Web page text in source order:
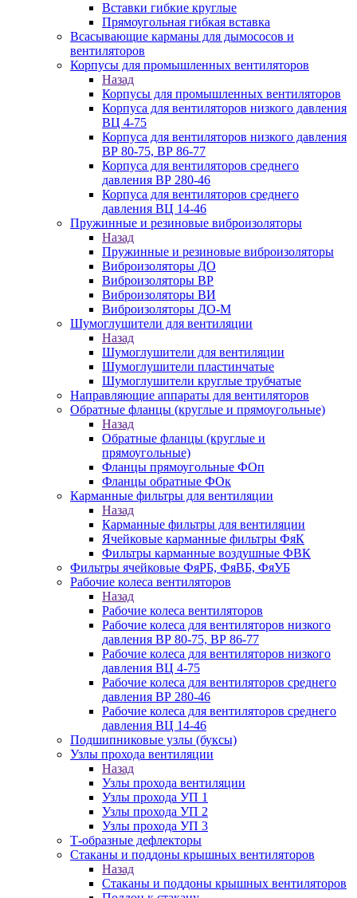
Вставки гибкие круглые
Прямоугольная гибкая вставка
Всасывающие карманы для дымососов и
вентиляторов
Корпусы для промышленных вентиляторов
Назад
Корпусы для промышленных вентиляторов
Корпуса для вентиляторов низкого давления
ВЦ 4-75
Корпуса для вентиляторов низкого давления
ВР 80-75, ВР 86-77
Корпуса для вентиляторов среднего
давления ВР 280-46
Корпуса для вентиляторов среднего
давления ВЦ 14-46
Пружинные и резиновые виброизоляторы
Назад
Пружинные и резиновые виброизоляторы
Виброизоляторы ДО
Виброизоляторы ВР
Виброизоляторы ВИ
Виброизоляторы ДО-М
Шумоглушители для вентиляции
Назад
Шумоглушители для вентиляции
Шумоглушители пластинчатые
Шумоглушители круглые трубчатые
Направляющие аппараты для вентиляторов
Обратные фланцы (круглые и прямоугольные)
Назад
Обратные фланцы (круглые и
прямоугольные)
Фланцы прямоугольные ФОп
Фланцы обратные ФОк
Карманные фильтры для вентиляции
Назад
Карманные фильтры для вентиляции
Ячейковые карманные фильтры ФяК
Фильтры карманные воздушные ФВК
Фильтры ячейковые ФяРБ, ФяВБ, ФяУБ
Рабочие колеса вентиляторов
Назад
Рабочие колеса вентиляторов
Рабочие колеса для вентиляторов низкого
давления ВР 80-75, ВР 86-77
Рабочие колеса для вентиляторов низкого
давления ВЦ 4-75
Рабочие колеса для вентиляторов среднего
давления ВР 280-46
Рабочие колеса для вентиляторов среднего
давления ВЦ 14-46
Подшипниковые узлы (буксы)
Узлы прохода вентиляции
Назад
Узлы прохода вентиляции
Узлы прохода УП 1
Узлы прохода УП 2
Узлы прохода УП 3
Т-образные дефлекторы
Стаканы и поддоны крышных вентиляторов
Назад
Стаканы и поддоны крышных вентиляторов